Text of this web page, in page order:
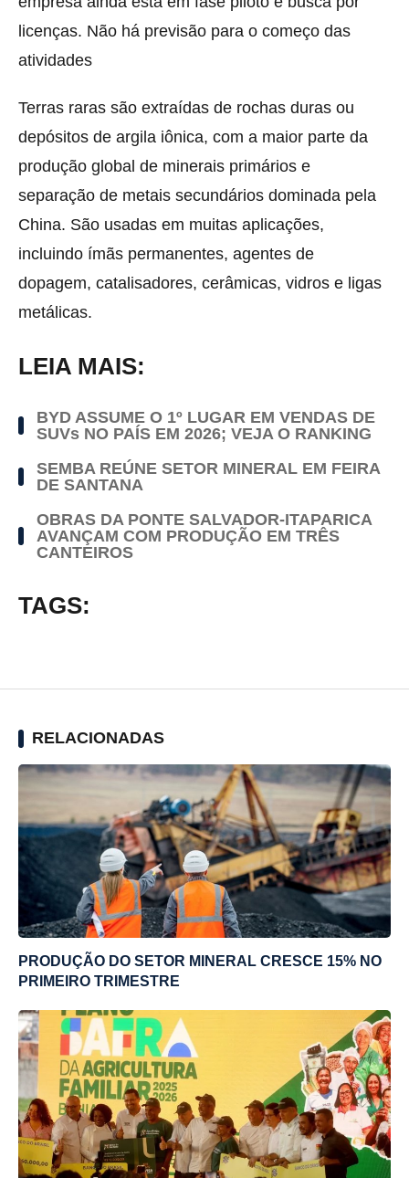
licenças. Não há previsão para o começo das
atividades
Terras raras são extraídas de rochas duras ou
depósitos de argila iônica, com a maior parte da
produção global de minerais primários e
separação de metais secundários dominada pela
China. São usadas em muitas aplicações,
incluindo ímãs permanentes, agentes de
dopagem, catalisadores, cerâmicas, vidros e ligas
metálicas.
LEIA MAIS:
BYD ASSUME O 1º LUGAR EM VENDAS DE
SUVs NO PAÍS EM 2026; VEJA O RANKING
SEMBA REÚNE SETOR MINERAL EM FEIRA
DE SANTANA
OBRAS DA PONTE SALVADOR-ITAPARICA
AVANÇAM COM PRODUÇÃO EM TRÊS
CANTEIROS
TAGS:
RELACIONADAS
PRODUÇÃO DO SETOR MINERAL CRESCE 15% NO
PRIMEIRO TRIMESTRE